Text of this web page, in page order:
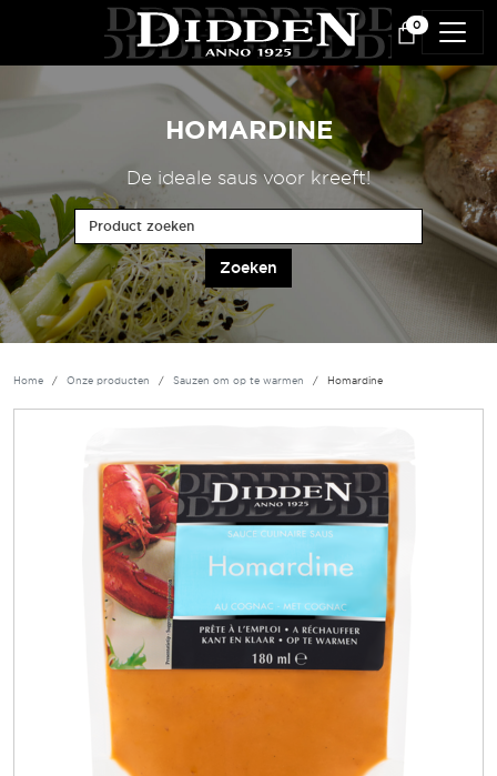
Overslaan en naar de inhoud gaan
0
HOMARDINE
De ideale saus voor kreeft!
Home Onze producten Sauzen om op te warmen Homardine